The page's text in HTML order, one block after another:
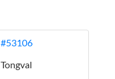
#53106
Tongval